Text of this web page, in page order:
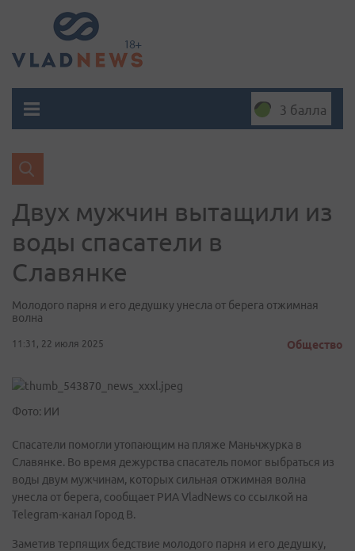
3 балла
Двух мужчин вытащили из
воды спасатели в
Славянке
Молодого парня и его дедушку унесла от берега отжимная
волна
11:31, 22 июля 2025 Общество
Фото: ИИ
Спасатели помогли утопающим на пляже Маньчжурка в
Славянке. Во время дежурства спасатель помог выбраться из
воды двум мужчинам, которых сильная отжимная волна
унесла от берега, сообщает РИА VladNews со ссылкой на
Telegram-канал Город В.
Заметив терпящих бедствие молодого парня и его дедушку,